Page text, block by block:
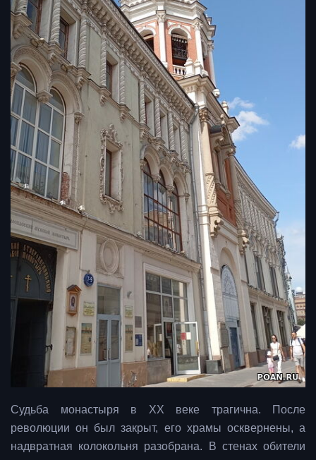
Судьба монастыря в XX веке трагична. После
революции он был закрыт, его храмы осквернены, а
надвратная колокольня разобрана. В стенах обители